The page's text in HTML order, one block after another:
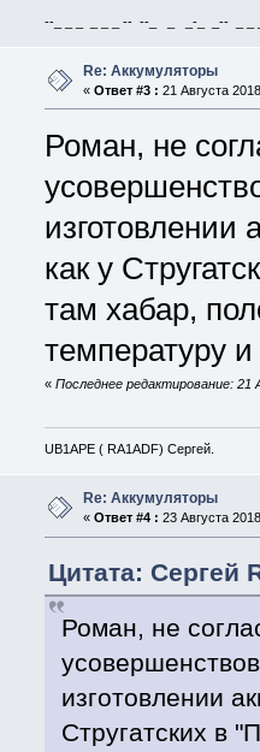
--_ _ _ _ _ _ -- --_ _ _-_ _-- _ _
Re: Аккумуляторы
« Ответ #3 : 21 Августа
Роман, не
изготовлении
как у
там хабар,
температуру
« Последнее редактирование: 21
UB1APE ( RA1ADF) Сергей.
Re: Аккумуляторы
« Ответ #4 : 23 Августа
Цитата: Сергей
Роман, не
изготовлении
Стругатских в